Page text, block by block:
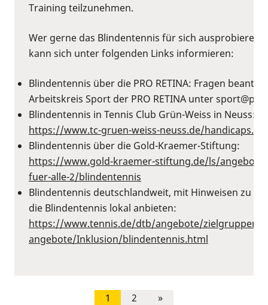
Training teilzunehmen.
Wer gerne das Blindentennis für sich ausprobieren
kann sich unter folgenden Links informieren:
Blindentennis über die PRO RETINA: Fragen
Arbeitskreis Sport der PRO RETINA unter
Blindentennis in Tennis Club Grün-Weiss in Neuss:
https://www.tc-gruen-weiss-neuss.de/
Blindentennis über die Gold-Kraemer-Stiftung:
⁠https://www.gold-kraemer-stiftung.de/ls/
fuer-alle-2/blindentennis
Blindentennis deutschlandweit, mit Hinweisen zu
die Blindentennis lokal anbieten:
https://www.tennis.de/dtb/angebote/
angebote/Inklusion/blindentennis.html
1 2 »